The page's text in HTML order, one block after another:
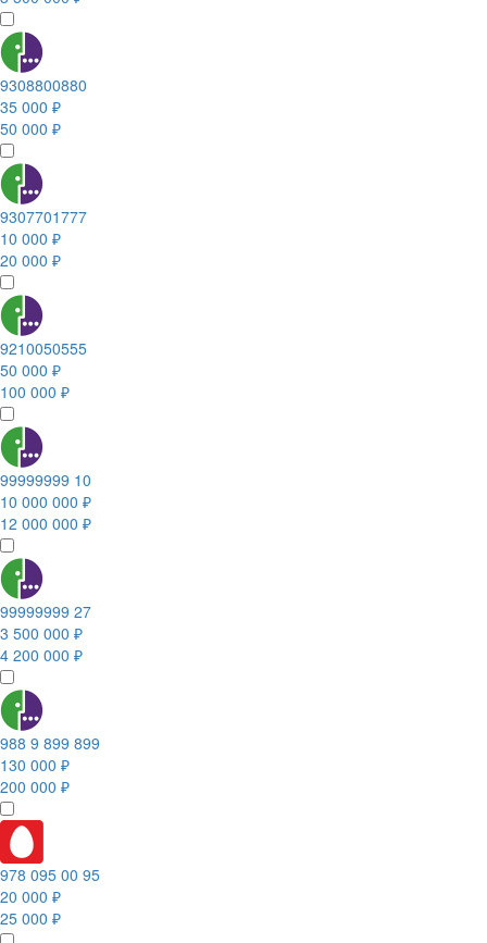
9308800880
35 000 ₽
50 000 ₽
9307701777
10 000 ₽
20 000 ₽
9210050555
50 000 ₽
100 000 ₽
99999999 10
10 000 000 ₽
12 000 000 ₽
99999999 27
3 500 000 ₽
4 200 000 ₽
988 9 899 899
130 000 ₽
200 000 ₽
978 095 00 95
20 000 ₽
25 000 ₽